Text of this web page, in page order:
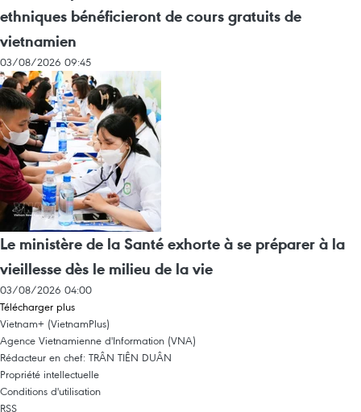
ethniques bénéficieront de cours gratuits de
vietnamien
03/08/2026 09:45
Le ministère de la Santé exhorte à se préparer à la
vieillesse dès le milieu de la vie
03/08/2026 04:00
Télécharger plus
Vietnam+ (VietnamPlus)
Agence Vietnamienne d'Information (VNA)
Rédacteur en chef: TRÂN TIÊN DUÂN
Propriété intellectuelle
Conditions d'utilisation
RSS